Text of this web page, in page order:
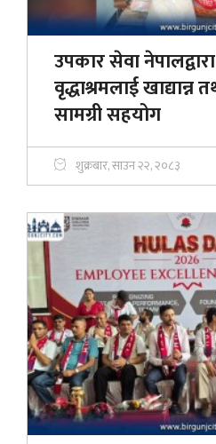
उपकार सेवा
वृद्धाश्रमलाई
सामग्री सहयोग
शुक्रबार, साउन २२, २०८३